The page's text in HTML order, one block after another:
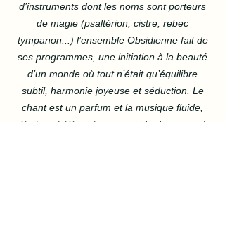
d’instruments dont les noms sont porteurs
de magie (psaltérion, cistre, rebec
tympanon...) l’ensemble Obsidienne fait de
ses programmes, une initiation à la beauté
d’un monde où tout n’était qu’équilibre
subtil, harmonie joyeuse et séduction. Le
chant est un parfum et la musique fluide,
légère et élégante vous guide doucement